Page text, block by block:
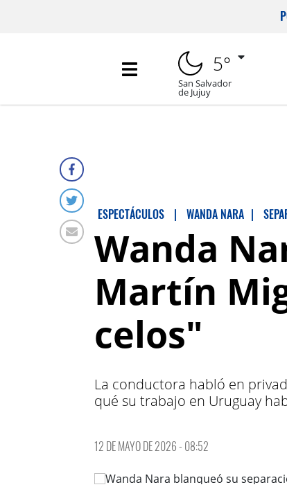
5°
San Salvador
de Jujuy
ESPECTÁCULOS | WANDA NARA |
Wanda
Martín
celos"
La conductora habló en
qué su trabajo en Uruguay
12 DE MAYO DE 2026 - 08:52